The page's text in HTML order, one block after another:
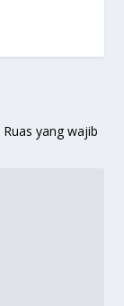
Ruas yang wajib